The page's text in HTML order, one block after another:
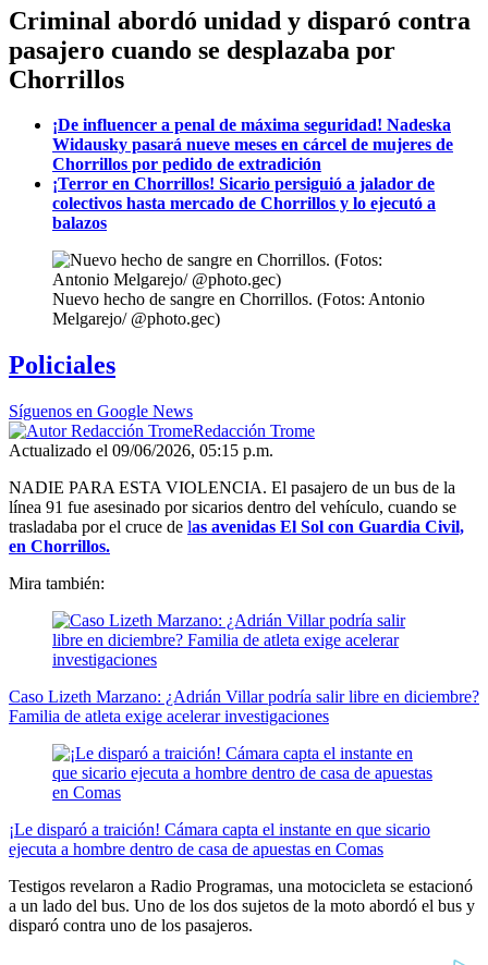
Criminal abordó unidad y disparó contra
pasajero cuando se desplazaba por
Chorrillos
¡De influencer a penal de máxima seguridad! Nadeska
Widausky pasará nueve meses en cárcel de mujeres de
Chorrillos por pedido de extradición
¡Terror en Chorrillos! Sicario persiguió a jalador de
colectivos hasta mercado de Chorrillos y lo ejecutó a
balazos
Nuevo hecho de sangre en Chorrillos. (Fotos: Antonio
Melgarejo/ @photo.gec)
Policiales
Síguenos en Google News
Redacción Trome
Actualizado el 09/06/2026, 05:15 p.m.
NADIE PARA ESTA VIOLENCIA. El pasajero de un bus de la
línea 91 fue asesinado por sicarios dentro del vehículo, cuando se
trasladaba por el cruce de las avenidas El Sol con Guardia Civil,
en Chorrillos.
Mira también:
Caso Lizeth Marzano: ¿Adrián Villar podría salir libre en diciembre?
Familia de atleta exige acelerar investigaciones
¡Le disparó a traición! Cámara capta el instante en que sicario
ejecuta a hombre dentro de casa de apuestas en Comas
Testigos revelaron a Radio Programas, una motocicleta se estacionó
a un lado del bus. Uno de los dos sujetos de la moto abordó el bus y
disparó contra uno de los pasajeros.